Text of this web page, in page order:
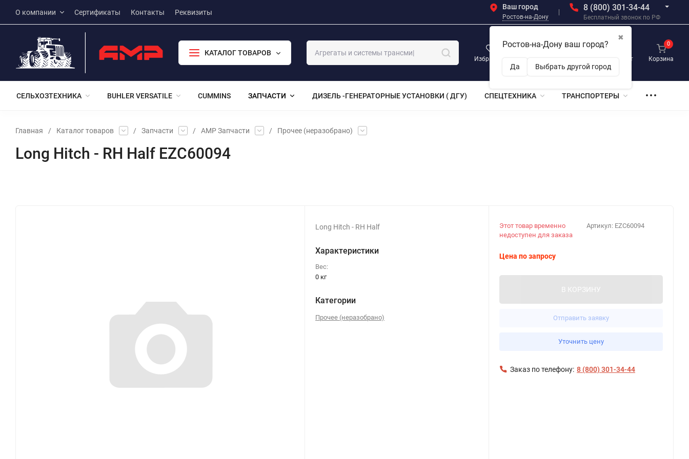
О компании Сертификаты Контакты Реквизиты
Ваш город
Ростов-на-Дону
✖
Ростов-на-Дону ваш город?
Да Выбрать другой город
8 (800) 301-34-44
Бесплатный звонок по РФ
КАТАЛОГ ТОВАРОВ
Избранное
0
Личный кабинет Корзина
0
СЕЛЬХОЗТЕХНИКА BUHLER VERSATILE CUMMINS ЗАПЧАСТИ ДИЗЕЛЬ -ГЕНЕРАТОРНЫЕ УСТАНОВКИ ( ДГУ) СПЕЦТЕХНИКА ТРАНСПОРТЕРЫ
Главная / Каталог товаров / Запчасти / АМР Запчасти / Прочее (неразобрано)
Long Hitch - RH Half EZC60094
Long Hitch - RH Half
Характеристики
Вес:
0 кг
Категории
Прочее (неразобрано)
Артикул: EZC60094
Этот товар временно
недоступен для заказа
Цена по запросу
В КОРЗИНУ
Отправить заявку
Уточнить цену
Заказ по телефону: 8 (800) 301-34-44